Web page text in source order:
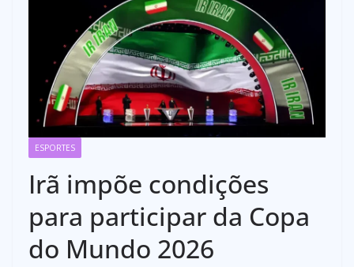
ESPORTES
Irã impõe condições
para participar da Copa
do Mundo 2026